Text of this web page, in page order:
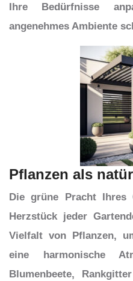
Ihre Bedürfnisse
angenehmes Ambiente
Pflanzen als
Die grüne Pracht
Herzstück jeder
Vielfalt von Pflanzen,
eine harmonische
Blumenbeete,